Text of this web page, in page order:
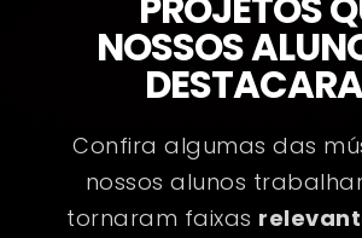
NOSSOS
Confira algumas das
nossos alunos
tornaram faixas